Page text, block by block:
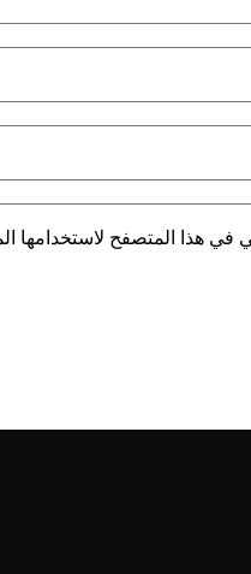
في هذا المتصفح لاستخدامها